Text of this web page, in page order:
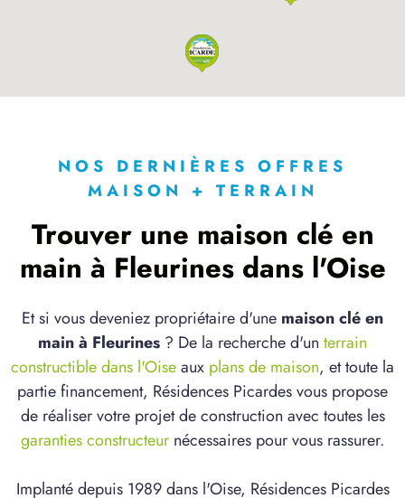
NOS DERNIÈRES OFFRES
MAISON + TERRAIN
Trouver une maison clé en
main à Fleurines dans l'Oise
Et si vous deveniez propriétaire d'une maison clé en
main à Fleurines ? De la recherche d'un terrain
constructible dans l'Oiseaux plans de maison, et toute la
partie financement, Résidences Picardes vous propose
de réaliser votre projet de construction avec toutes les
garanties constructeur nécessaires pour vous rassurer.
Implanté depuis 1989 dans l'Oise, Résidences Picardes